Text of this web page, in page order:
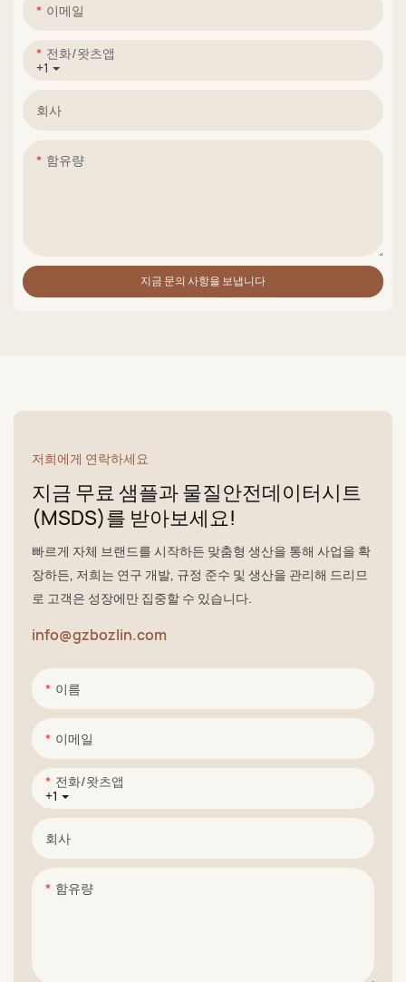
이메일
+1
전화/왓츠앱
회사
함유량
지금 문의 사항을 보냅니다
저희에게 연락하세요
지금 무료 샘플과 물질안전데이터시트
(MSDS)를 받아보세요!
빠르게 자체 브랜드를 시작하든 맞춤형 생산을 통해 사업을 확
장하든, 저희는 연구 개발, 규정 준수 및 생산을 관리해 드리므
로 고객은 성장에만 집중할 수 있습니다.
info@gzbozlin.com
이름
이메일
+1
전화/왓츠앱
회사
함유량